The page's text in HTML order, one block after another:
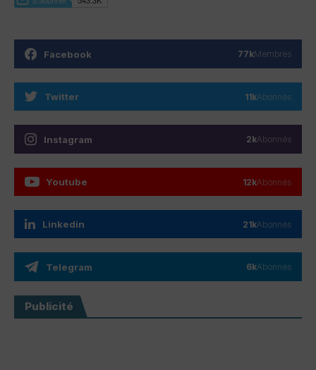
Facebook 77kMembres
Twitter 11kAbonnés
Instagram 2kAbonnés
Youtube 12kAbonnés
Linkedin 21kAbonnés
Telegram 6kAbonnés
Publicité